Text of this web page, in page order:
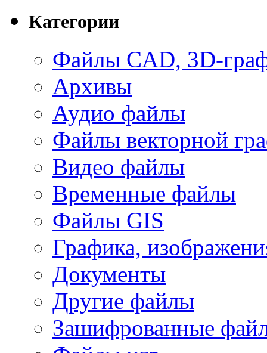
Категории
Файлы CAD, 3D-
Архивы
Аудио файлы
Файлы векторной
Видео файлы
Временные файлы
Файлы GIS
Графика,
Документы
Другие файлы
Зашифрованные